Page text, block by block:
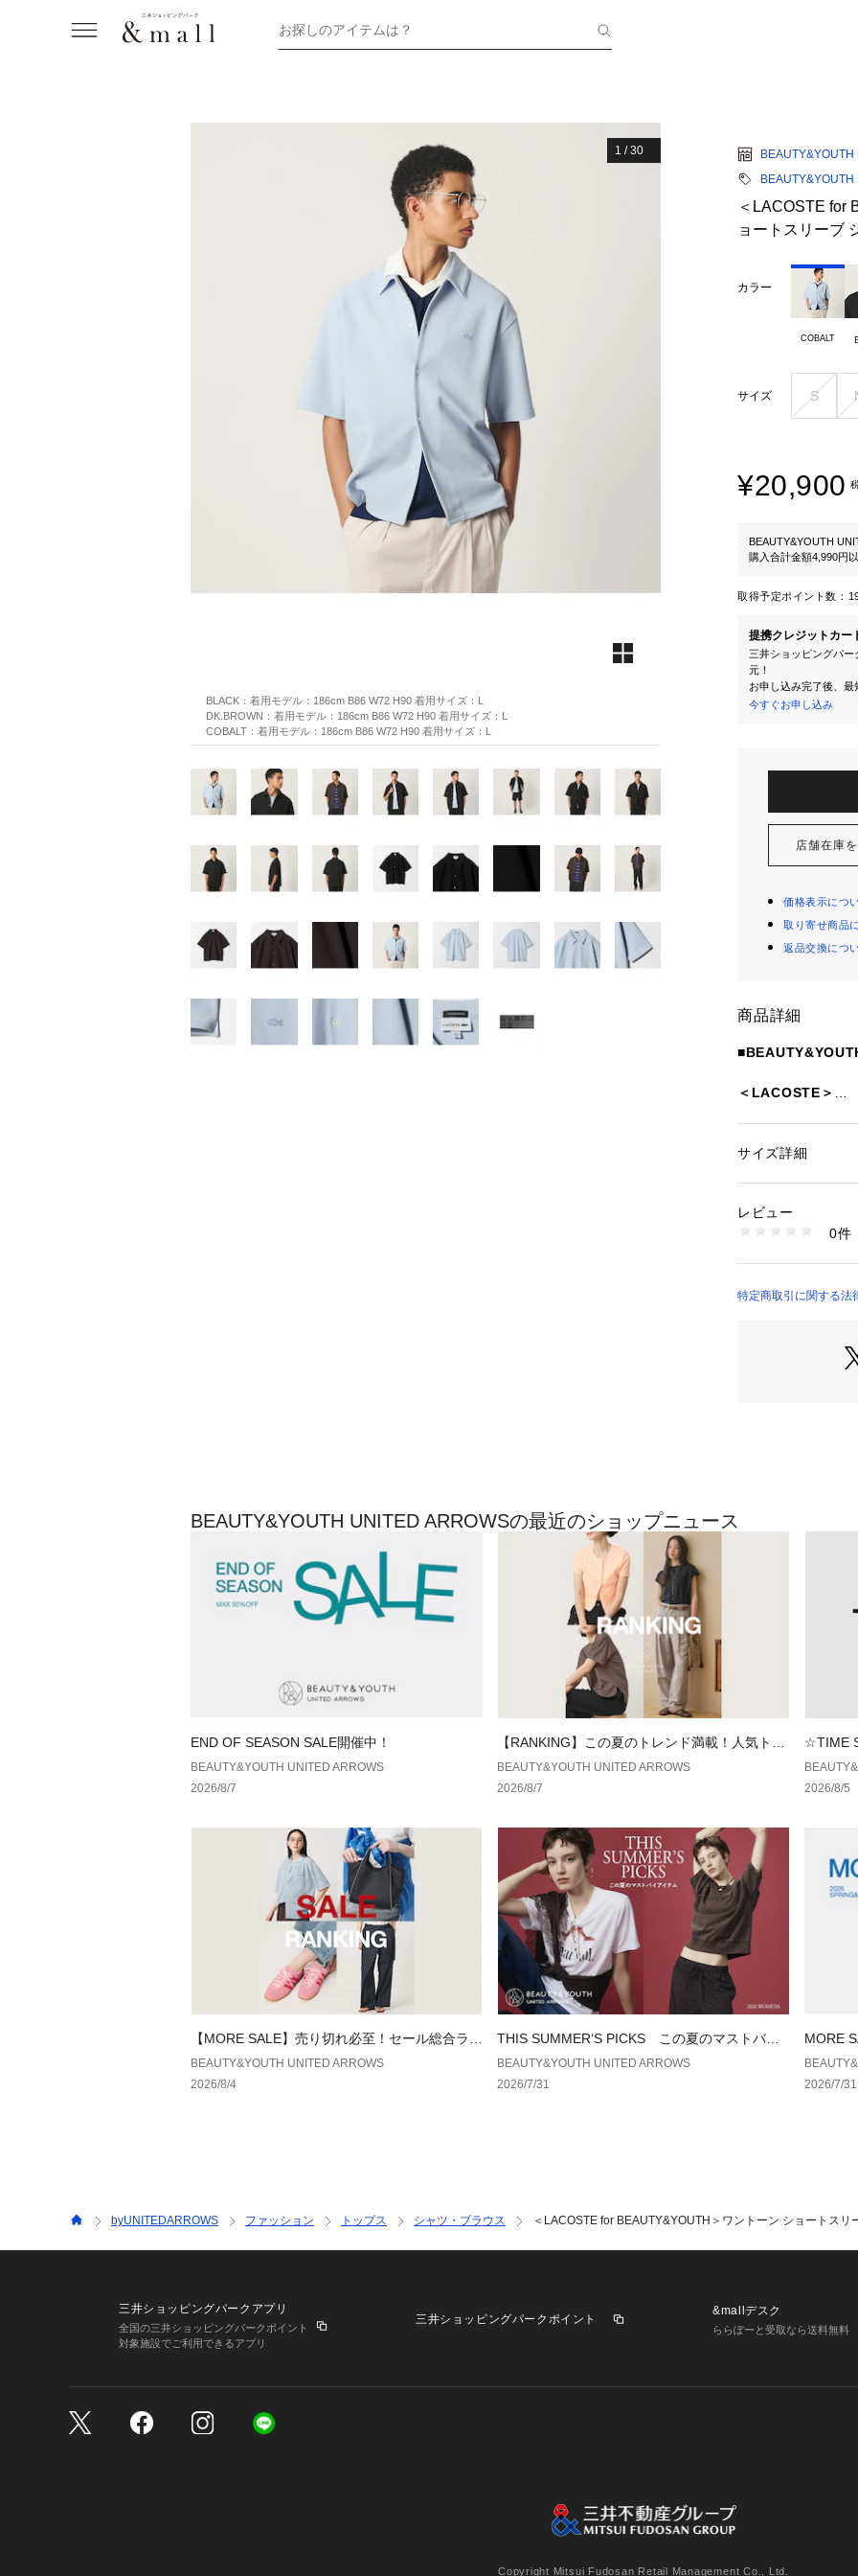
お探しのアイテムは？
1 /30
BLACK：着用モデル：186cm B86 W72 H90 着用サイズ：L
DK.BROWN：着用モデル：186cm B86 W72 H90 着用サイズ：L
COBALT：着用モデル：186cm B86 W72 H90 着用サイズ：L
＜LACOSTE for
ョートスリーブ
カラー
COBALT
サイズ S
¥20,900
BEAUTY&YOUTH
購入合計金額4,990円
取得予定ポイント数：
提携クレジットカー
三井ショッピングパ
元！
お申し込み完了後、最
今すぐお申し込み
店舗在庫
価格表示につ
取り寄せ商品
返品交換につ
商品詳細
＜LACOSTE＞
鹿の子とは異なる
ャージ素材を採
タイルに。
シーンを選ばず活
■同シリーズでシ
弊社サイズと、商
表記は「M」とな
【サイズチャート
弊社サイズ
・L （FR表記：4
＜LACOSTE（ラ
フランスの伝説的
でもある、ルネ・
ム ファッションス
トレードマークで
り強いプレイスタ
ブランドのアイコ
ズ、ウィメンズ、
タルシルエットを
【注意事項】
※商品に「取り扱
※発送日の前後に
店舗へお問い合わ
店舗まで下記の
品名：
性別：メンズ
洗濯：洗濯機洗い可
※詳しい洗濯方法に
商品番号：
サイズ詳細
レビュー
0件
特定商取引に関する法
BEAUTY&YOUTH UNITED ARROWSの最近のショップニュース
END OF SEASON SALE開催中！
BEAUTY&YOUTH UNITED ARROWS
2026/8/7
【RANKING】この夏のトレンド満載！人気トッ
プス
BEAUTY&YOUTH UNITED ARROWS
2026/8/7
☆TIME
2026/8/5
【MORE SALE】売り切れ必至！セール総合ラン
キング
BEAUTY&YOUTH UNITED ARROWS
2026/8/4
THIS SUMMER‘S PICKS この夏のマストバイ
アイテム
BEAUTY&YOUTH UNITED ARROWS
2026/7/31
MORE
2026/7/31
byUNITEDARROWS ファッション トップス シャツ・ブラウス ＜LACOSTE for BEAUTY&YOUTH＞ワントーン ショートスリ
三井ショッピングパークアプリ
全国の三井ショッピングパークポイント
対象施設でご利用できるアプリ
三井ショッピングパークポイント
&mallデスク
ららぽーと受取なら送料無料
個人情報保護方針 個人情報の取り扱いについて
Copyright Mitsui Fudosan Retail Management Co., Ltd.